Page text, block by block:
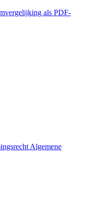
als PDF-
Algemene